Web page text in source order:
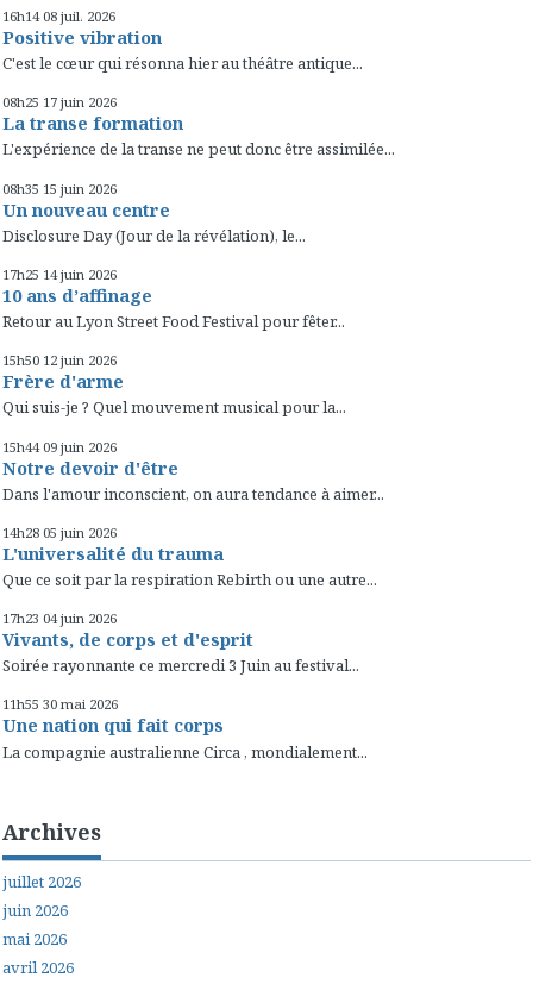
16h14 08 juil. 2026
Positive vibration
C'est le cœur qui résonna hier au théâtre antique...
08h25 17 juin 2026
La transe formation
L'expérience de la transe ne peut donc être assimilée...
08h35 15 juin 2026
Un nouveau centre
Disclosure Day (Jour de la révélation), le...
17h25 14 juin 2026
10 ans d’affinage
Retour au Lyon Street Food Festival pour fêter...
15h50 12 juin 2026
Frère d'arme
Qui suis-je ? Quel mouvement musical pour la...
15h44 09 juin 2026
Notre devoir d'être
Dans l'amour inconscient, on aura tendance à aimer...
14h28 05 juin 2026
L'universalité du trauma
Que ce soit par la respiration Rebirth ou une autre...
17h23 04 juin 2026
Vivants, de corps et d'esprit
Soirée rayonnante ce mercredi 3 Juin au festival...
11h55 30 mai 2026
Une nation qui fait corps
La compagnie australienne Circa , mondialement...
Archives
juillet 2026
juin 2026
mai 2026
avril 2026